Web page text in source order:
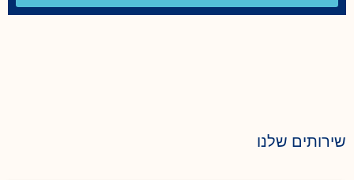
שירותים שלנו